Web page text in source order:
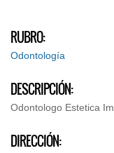
RUBRO:
Odontología
DESCRIPCIÓN:
Odontologo Estetica
DIRECCIÓN: